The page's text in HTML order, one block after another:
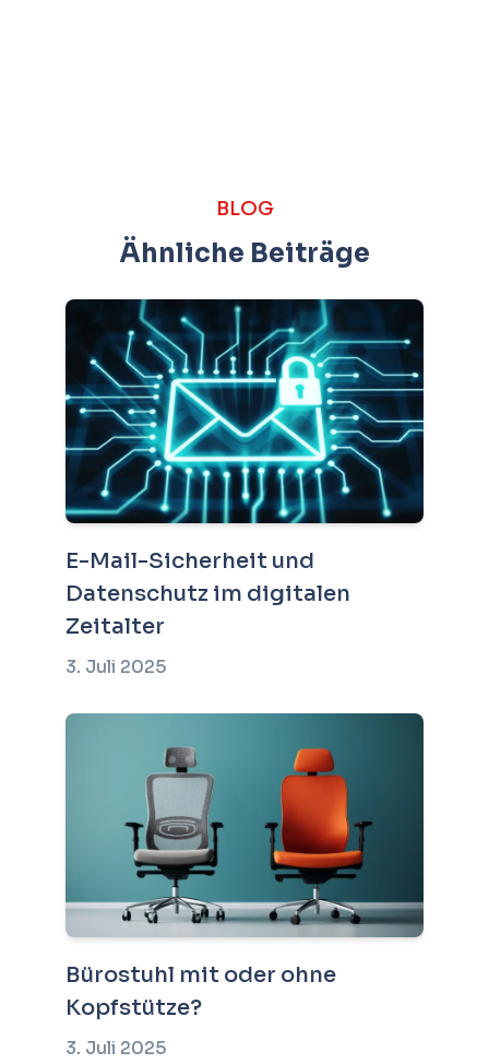
BLOG
Ähnliche Beiträge
E-Mail-Sicherheit und
Datenschutz im digitalen
Zeitalter
3. Juli 2025
Bürostuhl mit oder ohne
Kopfstütze?
3. Juli 2025